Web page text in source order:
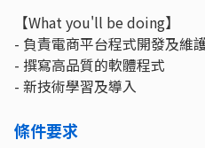
【What you'll be doing】
- 負責電商平台程式開發及維
- 撰寫高品質的軟體程式
- 新技術學習及導入
條件要求